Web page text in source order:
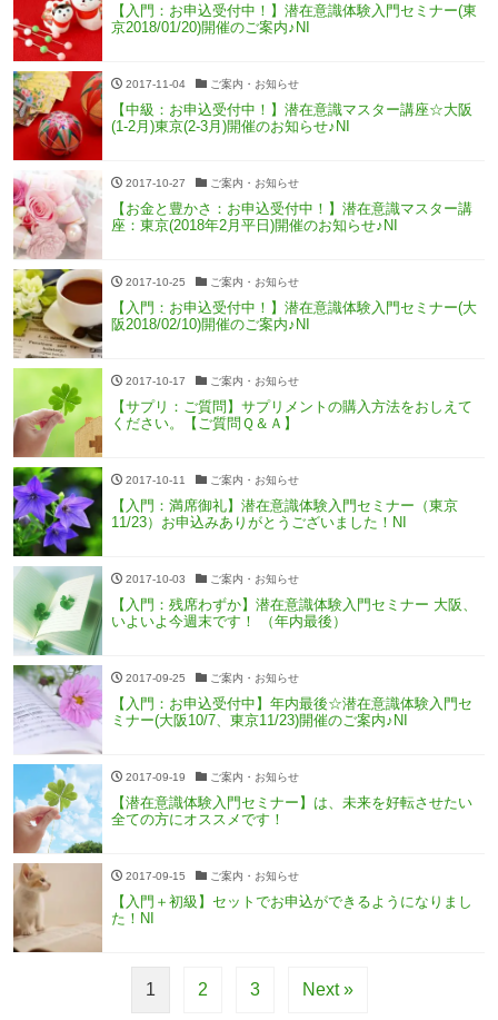
【入門：お申込受付中！】潜在意識体験入門セミナー(東
京2018/01/20)開催のご案内♪NI
2017-11-04 ご案内・お知らせ
【中級：お申込受付中！】潜在意識マスター講座☆大阪
(1-2月)東京(2-3月)開催のお知らせ♪NI
2017-10-27 ご案内・お知らせ
【お金と豊かさ：お申込受付中！】潜在意識マスター講
座：東京(2018年2月平日)開催のお知らせ♪NI
2017-10-25 ご案内・お知らせ
【入門：お申込受付中！】潜在意識体験入門セミナー(大
阪2018/02/10)開催のご案内♪NI
2017-10-17 ご案内・お知らせ
【サプリ：ご質問】サプリメントの購入方法をおしえて
ください。【ご質問Ｑ＆Ａ】
2017-10-11 ご案内・お知らせ
【入門：満席御礼】潜在意識体験入門セミナー（東京
11/23）お申込みありがとうございました！NI
2017-10-03 ご案内・お知らせ
【入門：残席わずか】潜在意識体験入門セミナー 大阪、
いよいよ今週末です！ （年内最後）
2017-09-25 ご案内・お知らせ
【入門：お申込受付中】年内最後☆潜在意識体験入門セ
ミナー(大阪10/7、東京11/23)開催のご案内♪NI
2017-09-19 ご案内・お知らせ
【潜在意識体験入門セミナー】は、未来を好転させたい
全ての方にオススメです！
2017-09-15 ご案内・お知らせ
【入門＋初級】セットでお申込ができるようになりまし
た！NI
1 2 3 Next »